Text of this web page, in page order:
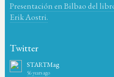
Presentación en Bilbao del
Erik Aostri.
Twitter
STARTMag
56 years ago